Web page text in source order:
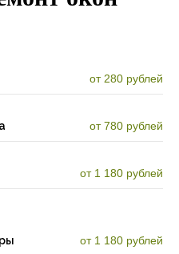
от 280 рублей
от 780 рублей
от 1 180 рублей
от 1 180 рублей